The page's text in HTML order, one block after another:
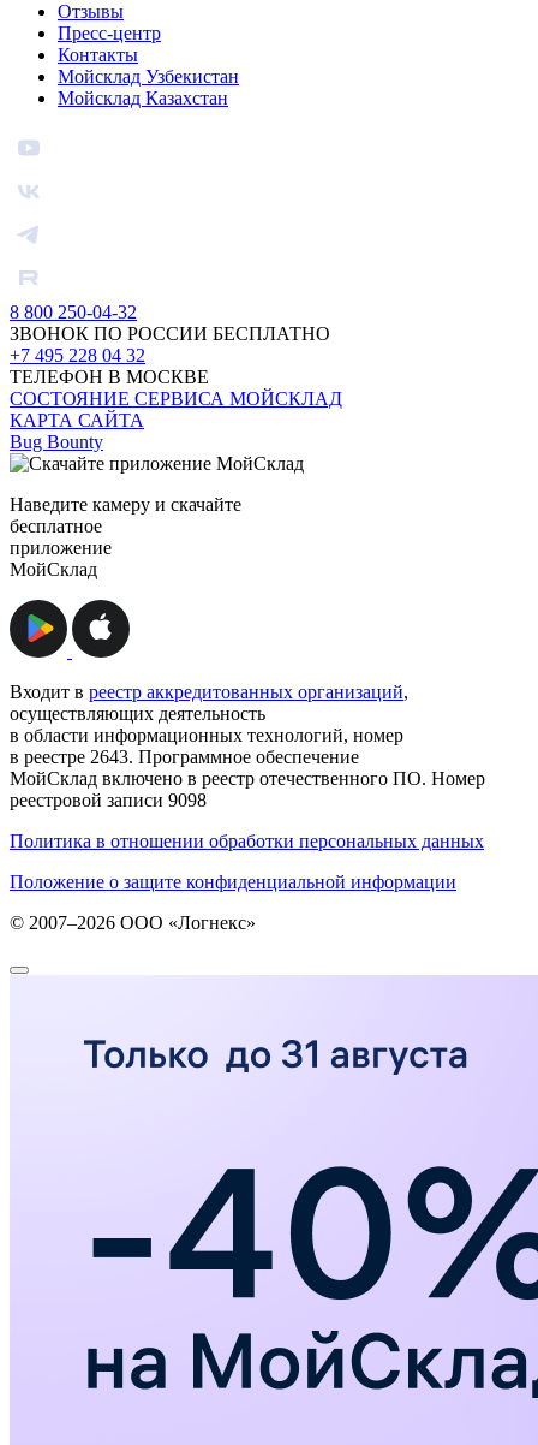
Отзывы
Пресс-центр
Контакты
Мойсклад Узбекистан
Мойсклад Казахстан
8 800 250-04-32
ЗВОНОК ПО РОССИИ БЕСПЛАТНО
+7 495 228 04 32
ТЕЛЕФОН В МОСКВЕ
СОСТОЯНИЕ СЕРВИСА МОЙСКЛАД
КАРТА САЙТА
Bug Bounty
Наведите камеру и скачайте
бесплатное
приложение
МойСклад
Входит в реестр аккредитованных организаций,
осуществляющих деятельность
в области информационных технологий, номер
в реестре 2643. Программное обеспечение
МойСклад включено в реестр отечественного ПО. Номер
реестровой записи 9098
Политика в отношении обработки персональных данных
Положение о защите конфиденциальной информации
© 2007–2026 ООО «Логнекс»